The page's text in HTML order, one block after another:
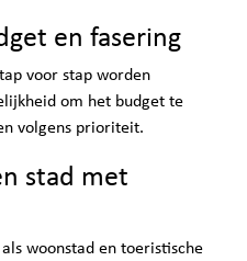
en fasering
voor stap worden
om het budget te
volgens prioriteit.
stad met
woonstad en toeristische